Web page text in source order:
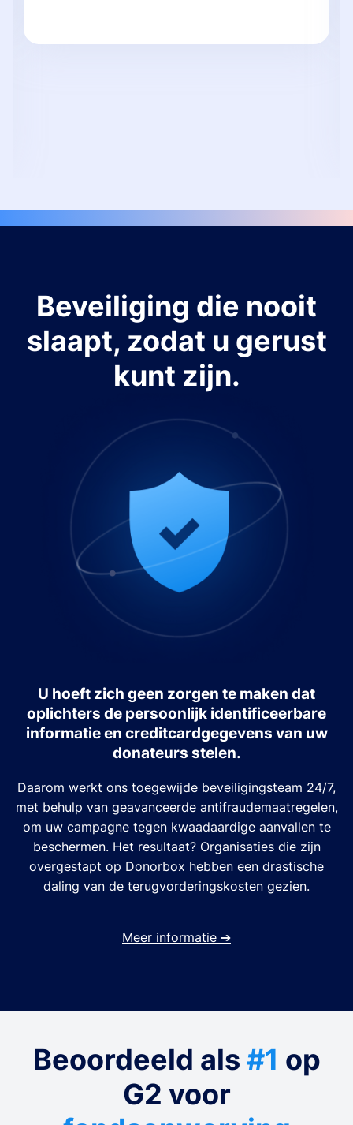
Beveiliging die nooit
slaapt, zodat u gerust
kunt zijn.
U hoeft zich geen zorgen te maken dat
oplichters de persoonlijk identificeerbare
informatie en creditcardgegevens van uw
donateurs stelen.
Daarom werkt ons toegewijde beveiligingsteam 24/7,
met behulp van geavanceerde antifraudemaatregelen,
om uw campagne tegen kwaadaardige aanvallen te
beschermen. Het resultaat? Organisaties die zijn
overgestapt op Donorbox hebben een drastische
daling van de terugvorderingskosten gezien.
Meer informatie ➔
Beoordeeld als #1 op
G2 voor